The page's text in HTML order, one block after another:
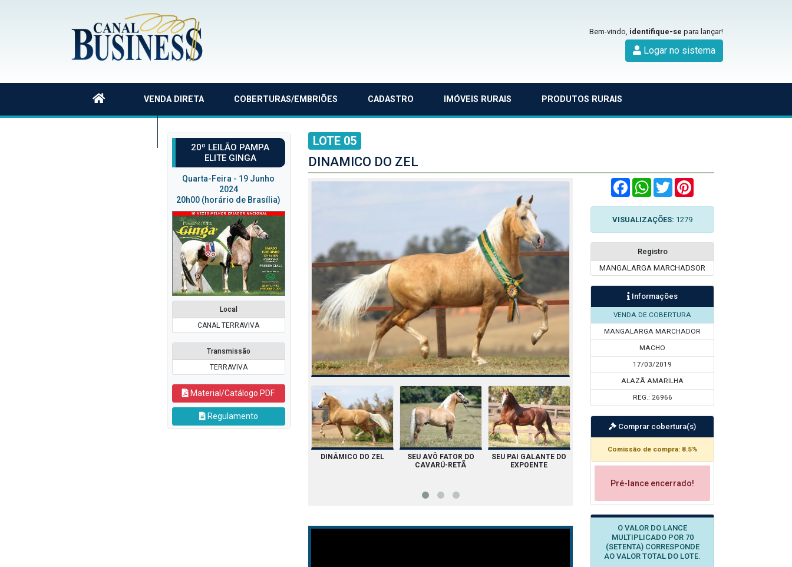
Bem-vindo, identifique-se para lançar!
Logar no sistema
VENDA DIRETA COBERTURAS/EMBRIÕES CADASTRO IMÓVEIS RURAIS PRODUTOS RURAIS
20º LEILÃO PAMPA
ELITE GINGA
Quarta-Feira - 19 Junho
2024
20h00 (horário de Brasília)
Local
CANAL TERRAVIVA
Transmissão
TERRAVIVA
Material/Catálogo PDF
Regulamento
LOTE 05
DINAMICO DO ZEL
SEU AVÔ FATOR DO
SEU PAI GALANTE DO
EXPOENTE
SUA FILHA AFRODITE
DA GINGA
DA GINGA
DA GINGA
FacebookWhatsApp
Twitter
VISUALIZAÇÕES: 1279
Registro
MANGALARGA MARCHADSOR
Informações
VENDA DE COBERTURA
MANGALARGA MARCHADOR
MACHO
17/03/2019
ALAZÃ AMARILHA
REG.: 26966
Comprar cobertura(s)
Comissão de compra: 8.5%
Pré-lance encerrado!
O VALOR DO LANCE
MULTIPLICADO POR 70
(SETENTA) CORRESPONDE
AO VALOR TOTAL DO LOTE.